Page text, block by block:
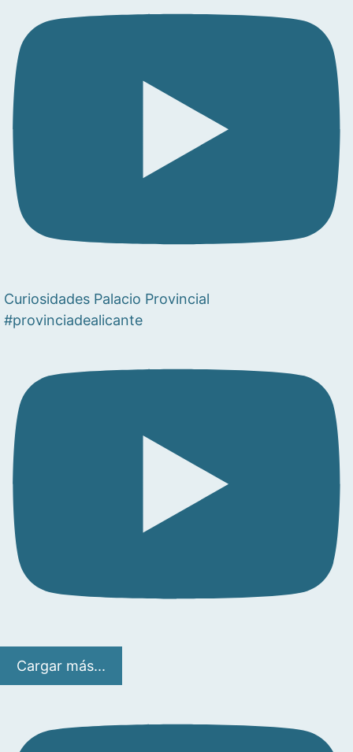
Curiosidades Palacio Provincial
#provinciadealicante
Cargar más...